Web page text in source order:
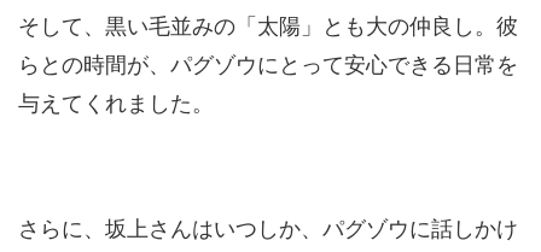
そして、黒い毛並みの「太陽」とも大の仲良し。彼
らとの時間が、パグゾウにとって安心できる日常を
与えてくれました。
さらに、坂上さんはいつしか、パグゾウに話しかけ